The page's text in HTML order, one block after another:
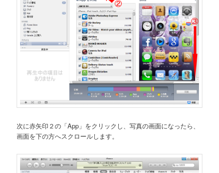
次に赤矢印２の「App」をクリックし、写真の画面になったら、
画面を下の方へスクロールします。